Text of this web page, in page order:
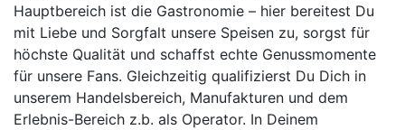
Hauptbereich ist die Gastronomie – hier bereitest Du
mit Liebe und Sorgfalt unsere Speisen zu, sorgst für
höchste Qualität und schaffst echte Genussmomente
für unsere Fans. Gleichzeitig qualifizierst Du Dich in
unserem Handelsbereich, Manufakturen und dem
Erlebnis-Bereich z.b. als Operator. In Deinem